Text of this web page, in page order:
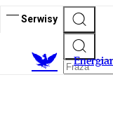
Serwisy
E